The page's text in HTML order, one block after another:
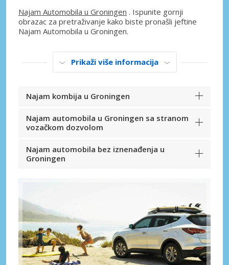
Najam Automobila u Groningen . Ispunite gornji
obrazac za pretraživanje kako biste pronašli jeftine
Najam Automobila u Groningen.
Prikaži više informacija
Najam kombija u Groningen
Najam automobila u Groningen sa stranom
vozačkom dozvolom
Najam automobila bez iznenađenja u
Groningen